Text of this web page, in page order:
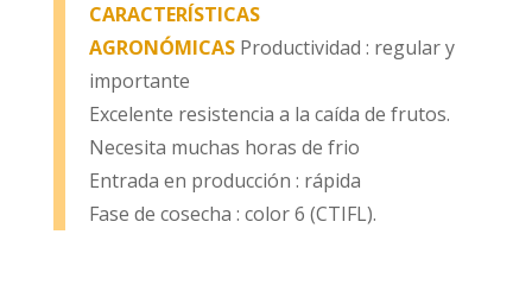
CARACTERÍSTICAS
AGRONÓMICAS Productividad : regular y
importante
Excelente resistencia a la caída de frutos.
Necesita muchas horas de frio
Entrada en producción : rápida
Fase de cosecha : color 6 (CTIFL).